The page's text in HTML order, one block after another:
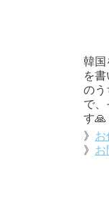
韓国
を
のう
で
す🙏
》 お
》 お